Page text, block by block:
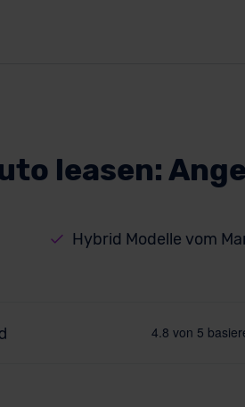
leasen:
Hybrid Modelle vom